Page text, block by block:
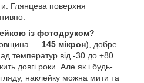
Глянцева поверхня
із фотодруком?
— 145 мікрон), добре
температур від -30 до +80
довгі роки. Але як і будь-
наклейку можна мити та